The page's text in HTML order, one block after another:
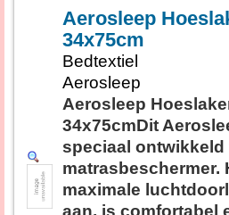
Aerosleep
34x75cm
Bedtextiel
Aerosleep
Aerosleep
34x75cmDit
speciaal ontwikkeld
matrasbeschermer.
maximale
aan, is comfortabel